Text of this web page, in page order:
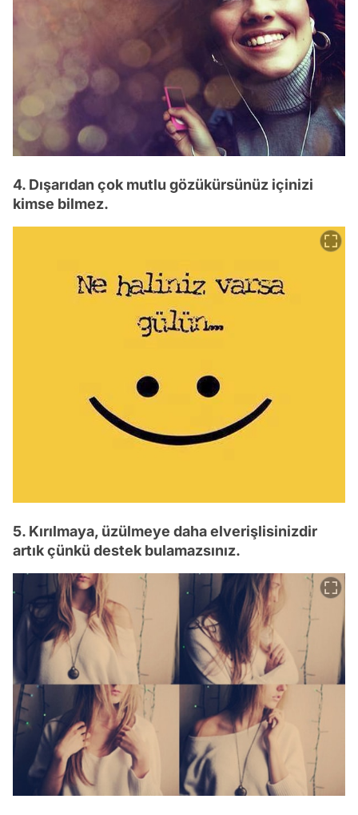
4. Dışarıdan çok mutlu gözükürsünüz içinizi
kimse bilmez.
5. Kırılmaya, üzülmeye daha elverişlisinizdir
artık çünkü destek bulamazsınız.